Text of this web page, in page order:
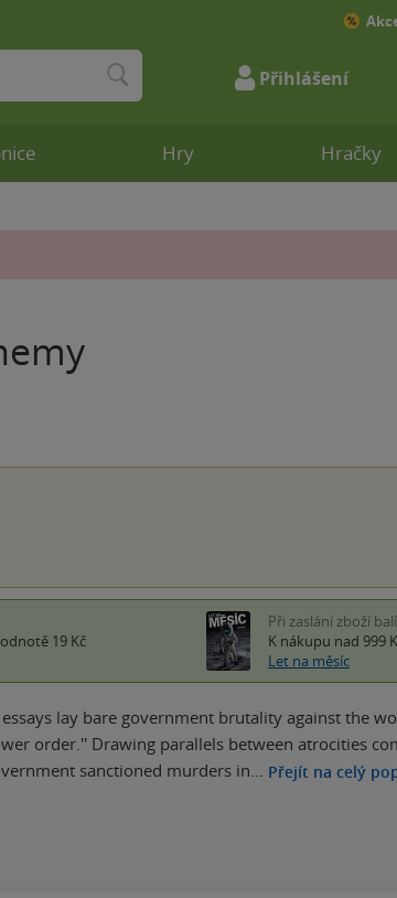
19 Kč
Při zaslání zboží
K nákupu nad 999
Let na měsíc
lay bare government brutality against the
order.'' Drawing parallels between atrocities
sanctioned murders in… Přejít na celý
Hry Hračky
Přihlášení